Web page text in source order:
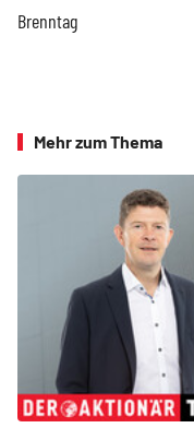
Brenntag
Mehr zum Thema